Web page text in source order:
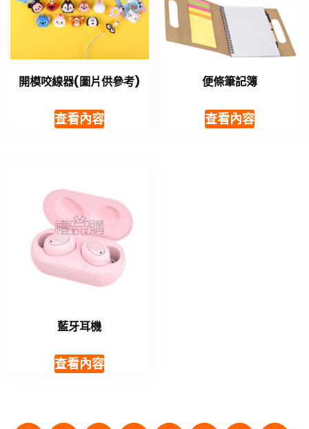
開模咬線器(圖片供參考)
查看內容
便條筆記簿
查看內容
藍牙耳機
查看內容